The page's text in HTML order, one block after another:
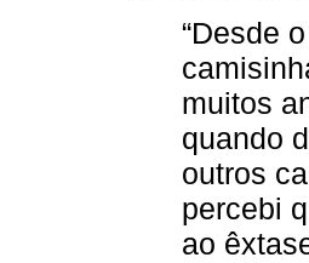
“Desde
muitos
quando
outros
percebi
ao